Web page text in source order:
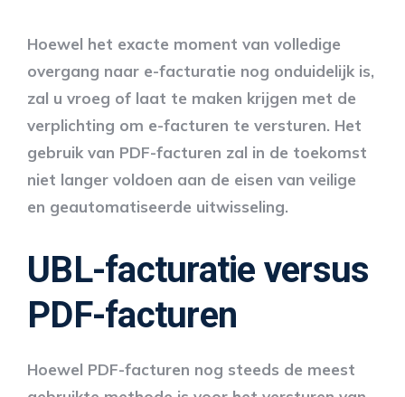
Hoewel het exacte moment van volledige
overgang naar e-facturatie nog onduidelijk is,
zal u vroeg of laat te maken krijgen met de
verplichting om e-facturen te versturen. Het
gebruik van PDF-facturen zal in de toekomst
niet langer voldoen aan de eisen van veilige
en geautomatiseerde uitwisseling.
UBL-facturatie versus
PDF-facturen
Hoewel PDF-facturen nog steeds de meest